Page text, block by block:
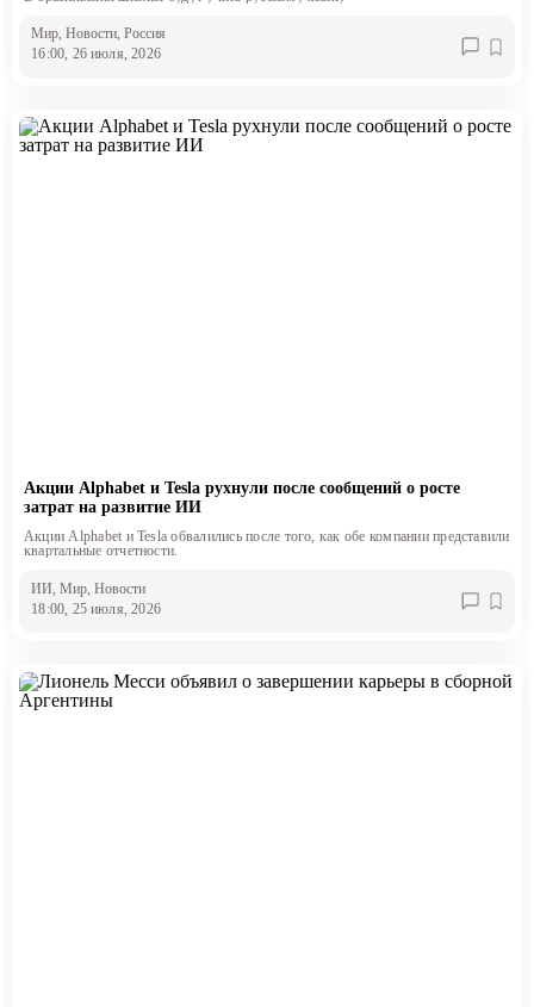
Мир, Новости, Россия
16:00, 26 июля, 2026
Акции Alphabet и Tesla рухнули после сообщений о росте
затрат на развитие ИИ
Акции Alphabet и Tesla обвалились после того, как обе компании представили
квартальные отчетности.
ИИ , Мир , Новости
18:00, 25 июля, 2026